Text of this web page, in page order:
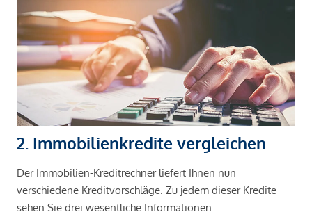
2. Immobilienkredite vergleichen
Der Immobilien-Kreditrechner liefert Ihnen nun
verschiedene Kreditvorschläge. Zu jedem dieser Kredite
sehen Sie drei wesentliche Informationen: